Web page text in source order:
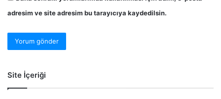
adresim ve site adresim bu tarayıcıya kaydedilsin.
Site İçeriği